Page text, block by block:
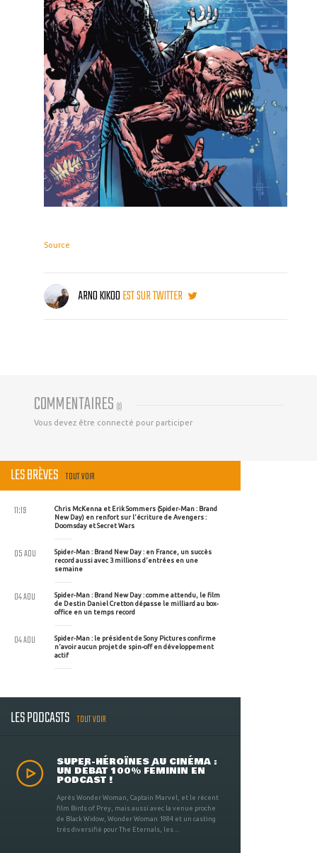
Source
ARNO KIKOOEST SUR TWITTER
COMMENTAIRES (0)
Vous devez être connecté pour participer
LES BRÈVES TOUT VOIR
Chris McKenna et Erik Sommers (Spider-Man : Brand
New Day) en renfort sur l'écriture de Avengers :
Doomsday et Secret Wars
11:19
Spider-Man : Brand New Day : en France, un succès
record aussi avec 3 millions d'entrées en une
semaine
05 AOU
Spider-Man : Brand New Day : comme attendu, le film
de Destin Daniel Cretton dépasse le milliard au box-
office en un temps record
04 AOU
Spider-Man : le président de Sony Pictures confirme
n'avoir aucun projet de spin-off en développement
actif
04 AOU
LES PODCASTS TOUT VOIR
SUPER-HÉROÏNES AU CINÉMA :
UN DÉBAT 100% FÉMININ EN
PODCAST !
Après Wonder Woman, Captain Marvel, et le récent
film Birds of Prey, mais aussi avec la venue proche
de Black Widow, Wonder Woman 1984 et un casting
très diversifié pour The Eternals, les ...